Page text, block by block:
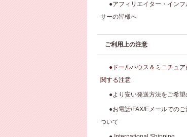
●アフィリエイター・インフ
サーの皆様へ
ご利用上の注意
●ドールハウス＆ミニチュア
関する注意
●より安い発送方法をご希望
●お電話/FAX/Eメールでのご
ついて